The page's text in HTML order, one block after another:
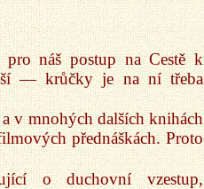
náš postup na Cestě k
— krůčky je na ní třeba
v mnohých dalších knihách
přednáškách. Proto
o duchovní vzestup,